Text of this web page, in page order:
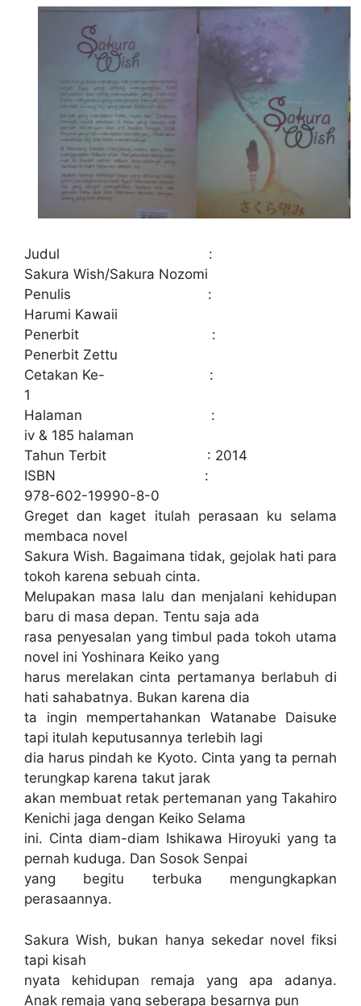
Judul :
Sakura Wish/Sakura Nozomi
Penulis :
Harumi Kawaii
Penerbit :
Penerbit Zettu
Cetakan Ke- :
1
Halaman :
iv & 185 halaman
Tahun Terbit : 2014
ISBN :
978-602-19990-8-0
Greget dan kaget itulah perasaan ku selama
membaca novel
Sakura Wish. Bagaimana tidak, gejolak hati para
tokoh karena sebuah cinta.
Melupakan masa lalu dan menjalani kehidupan
baru di masa depan. Tentu saja ada
rasa penyesalan yang timbul pada tokoh utama
novel ini Yoshinara Keiko yang
harus merelakan cinta pertamanya berlabuh di
hati sahabatnya. Bukan karena dia
ta ingin mempertahankan Watanabe Daisuke
tapi itulah keputusannya terlebih lagi
dia harus pindah ke Kyoto. Cinta yang ta pernah
terungkap karena takut jarak
akan membuat retak pertemanan yang Takahiro
Kenichi jaga dengan Keiko Selama
ini. Cinta diam-diam Ishikawa Hiroyuki yang ta
pernah kuduga. Dan Sosok Senpai
yang begitu terbuka mengungkapkan
perasaannya.
Sakura Wish, bukan hanya sekedar novel fiksi
tapi kisah
nyata kehidupan remaja yang apa adanya.
Anak remaja yang seberapa besarnya pun